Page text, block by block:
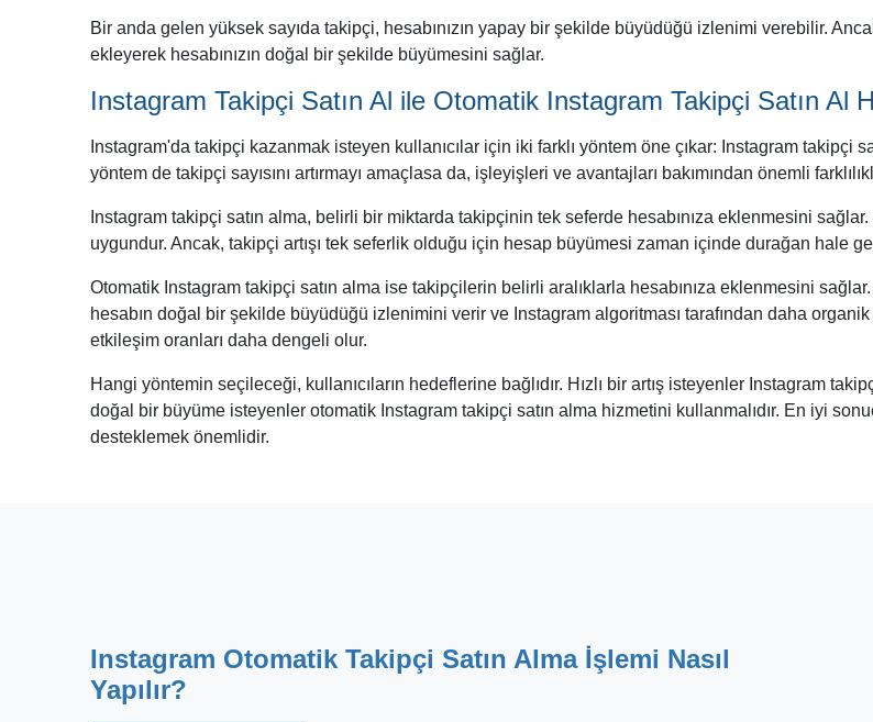
Bir anda gelen yüksek sayıda takipçi, hesabınızın yapay bir şekilde büyüdüğü izlenimi verebilir.
ekleyerek hesabınızın doğal bir şekilde büyümesini sağlar.
Instagram Takipçi Satın Al ile Otomatik Instagram Takipçi Satın Al
Instagram'da takipçi kazanmak isteyen kullanıcılar için iki farklı yöntem öne çıkar: Instagram takipçi
yöntem de takipçi sayısını artırmayı amaçlasa da, işleyişleri ve avantajları bakımından önemli
Instagram takipçi satın alma, belirli bir miktarda takipçinin tek seferde hesabınıza eklenmesini
uygundur. Ancak, takipçi artışı tek seferlik olduğu için hesap büyümesi zaman içinde durağan hale
Otomatik Instagram takipçi satın alma ise takipçilerin belirli aralıklarla hesabınıza eklenmesini
hesabın doğal bir şekilde büyüdüğü izlenimini verir ve Instagram algoritması tarafından daha
etkileşim oranları daha dengeli olur.
Hangi yöntemin seçileceği, kullanıcıların hedeflerine bağlıdır. Hızlı bir artış isteyenler Instagram
doğal bir büyüme isteyenler otomatik Instagram takipçi satın alma hizmetini kullanmalıdır. En iyi
desteklemek önemlidir.
Instagram Otomatik Takipçi Satın Alma İşlemi Nasıl
Yapılır?